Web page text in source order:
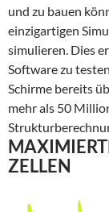
und zu bauen
einzigartigen
simulieren. Dies
Software zu
Schirme bereits
mehr als 50
ZELLEN